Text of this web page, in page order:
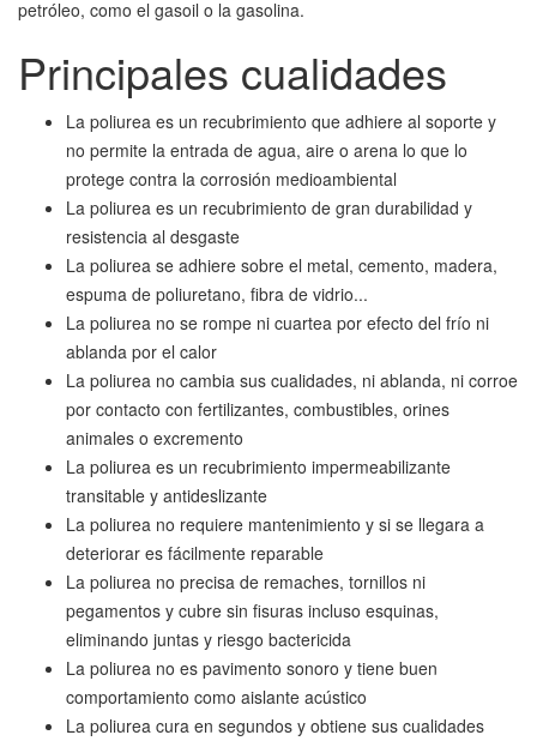
petróleo, como el gasoil o la gasolina.
Principales cualidades
La poliurea es un recubrimiento que adhiere al soporte y
no permite la entrada de agua, aire o arena lo que lo
protege contra la corrosión medioambiental
La poliurea es un recubrimiento de gran durabilidad y
resistencia al desgaste
La poliurea se adhiere sobre el metal, cemento, madera,
espuma de poliuretano, fibra de vidrio...
La poliurea no se rompe ni cuartea por efecto del frío ni
ablanda por el calor
La poliurea no cambia sus cualidades, ni ablanda, ni corroe
por contacto con fertilizantes, combustibles, orines
animales o excremento
La poliurea es un recubrimiento impermeabilizante
transitable y antideslizante
La poliurea no requiere mantenimiento y si se llegara a
deteriorar es fácilmente reparable
La poliurea no precisa de remaches, tornillos ni
pegamentos y cubre sin fisuras incluso esquinas,
eliminando juntas y riesgo bactericida
La poliurea no es pavimento sonoro y tiene buen
comportamiento como aislante acústico
La poliurea cura en segundos y obtiene sus cualidades